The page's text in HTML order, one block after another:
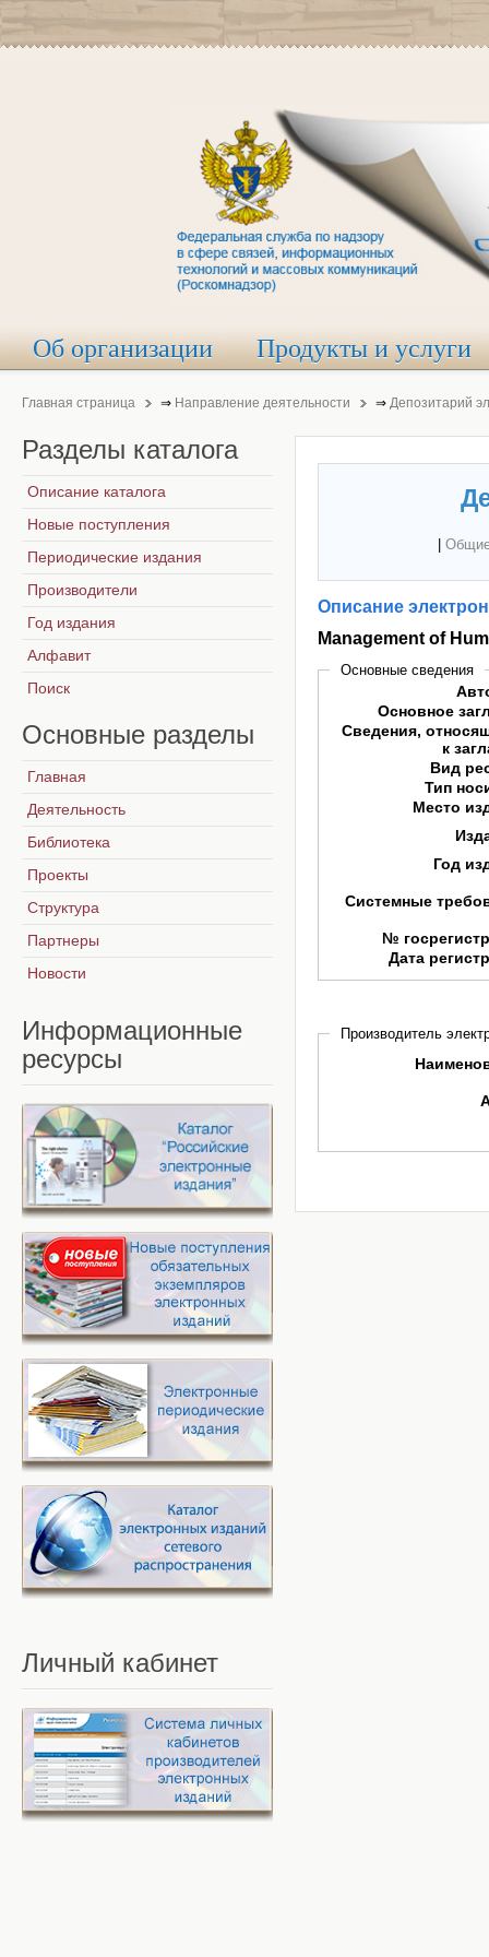
Об организации Продукты и услуги
Главная страница ⇒ Направление деятельности ⇒ Депозитарий
Описание
Management of
Основные сведения
Основное
Сведения,
к
Вид
Тип
Место
Год
Системные
№
Дата
Производитель
Разделы каталога
Описание каталога
Новые поступления
Периодические издания
Производители
Год издания
Алфавит
Поиск
Основные разделы
Главная
Деятельность
Библиотека
Проекты
Структура
Партнеры
Новости
Информационные
ресурсы
Личный кабинет